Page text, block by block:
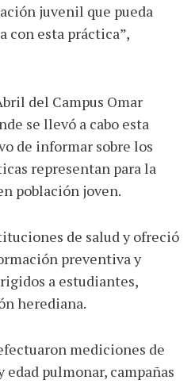
juvenil que pueda
con esta práctica”,
del Campus Omar
se llevó a cabo esta
de informar sobre los
representan para la
población joven.
de salud y ofreció
preventiva y
a estudiantes,
herediana.
mediciones de
edad pulmonar, campañas